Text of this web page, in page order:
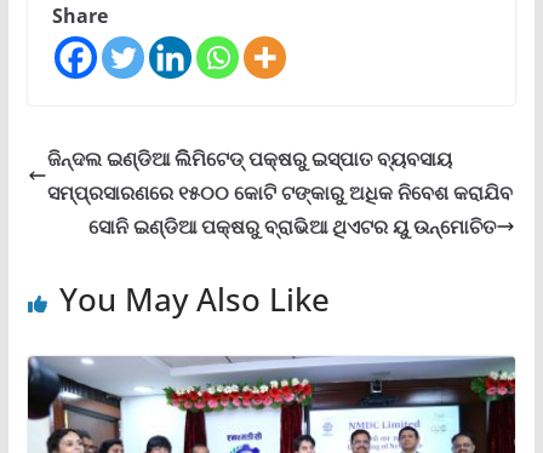
Share
ଜିନ୍ଦଲ ଇଣ୍ଡିଆ ଲିିମିଟେଡ୍ ପକ୍ଷରୁ ଇସ୍ପାତ ବ୍ୟବସାୟ
ସମ୍ପ୍ରସାରଣରେ ୧୫୦୦ କୋଟି ଟଙ୍କାରୁ ଅଧିକ ନିବେଶ କରାଯିବ
ସୋନି ଇଣ୍ଡିଆ ପକ୍ଷରୁ ବ୍ରାଭିଆ ଥିଏଟର ୟୁ ଉନ୍ମୋଚିତ
You May Also Like